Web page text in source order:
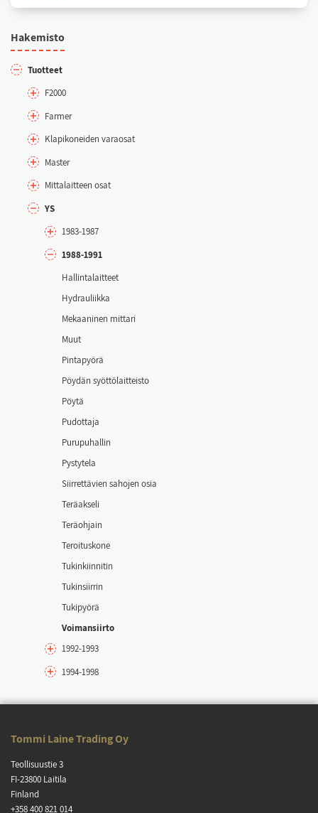
Ha­ke­mis­to
Tuot­teet
F2000
Far­mer
Kla­pi­ko­nei­den va­rao­sat
Mas­ter
Mit­ta­lait­teen osat
YS
1983-1987
1988-1991
Hal­lin­ta­lait­teet
Hyd­rau­liik­ka
Me­kaa­ni­nen mit­ta­ri
Muut
Pin­ta­pyö­rä
Pöy­dän syöt­tö­lait­teis­to
Pöy­tä
Pu­dot­ta­ja
Pu­ru­pu­hal­lin
Pys­ty­te­la
Siir­ret­tä­vien sa­ho­jen osia
Te­räak­se­li
Te­räoh­jain
Te­roi­tus­ko­ne
Tu­kin­kiin­ni­tin
Tu­kin­siir­rin
Tu­ki­pyö­rä
Voi­man­siir­to
1992-1993
1994-1998
Tom­mi Lai­ne Tra­ding Oy
Teol­li­suus­tie 3
FI-23800 Lai­ti­la
Fin­land
+358 400 821 014